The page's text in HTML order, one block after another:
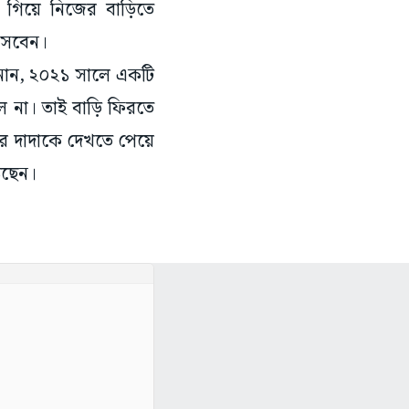
নিজের বাড়িতে
২০২১ সালে একটি
তাই বাড়ি ফিরতে
দাদাকে দেখতে পেয়ে